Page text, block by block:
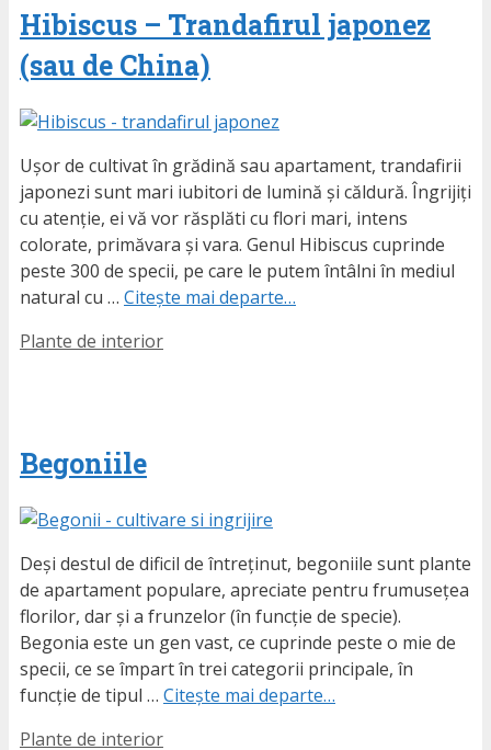
Hibiscus – Trandafirul japonez
(sau de China)
Ușor de cultivat în grădină sau apartament, trandafirii
japonezi sunt mari iubitori de lumină și căldură. Îngrijiți
cu atenție, ei vă vor răsplăti cu flori mari, intens
colorate, primăvara și vara. Genul Hibiscus cuprinde
peste 300 de specii, pe care le putem întâlni în mediul
natural cu … Citește mai departe…
Etichete
Plante de interior
Begoniile
Deși destul de dificil de întreținut, begoniile sunt plante
de apartament populare, apreciate pentru frumusețea
florilor, dar și a frunzelor (în funcție de specie).
Begonia este un gen vast, ce cuprinde peste o mie de
specii, ce se împart în trei categorii principale, în
funcție de tipul … Citește mai departe…
Etichete
Plante de interior